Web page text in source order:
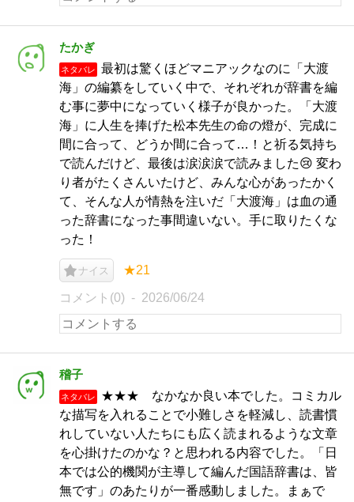
たかぎ
ネタバレ
最初は驚くほどマニアックなのに「大渡
海」の編纂をしていく中で、それぞれが辞書を編
む事に夢中になっていく様子が良かった。「大渡
海」に人生を捧げた松本先生の命の燈が、完成に
間に合って、どうか間に合って…！と祈る気持ち
で読んだけど、最後は涙涙涙で読みました😢 変わ
り者がたくさんいたけど、みんな心があったかく
て、そんな人が情熱を注いだ「大渡海」は血の通
った辞書になった事間違いない。手に取りたくな
った！
ナイス ★21
コメント(0) 2026/06/24
稽子
ネタバレ
★★★ なかなか良い本でした。コミカル
な描写を入れることで小難しさを軽減し、読書慣
れしていない人たちにも広く読まれるような文章
を心掛けたのかな？と思われる内容でした。「日
本では公的機関が主導して編んだ国語辞書は、皆
無です」のあたりが一番感動しました。まぁで